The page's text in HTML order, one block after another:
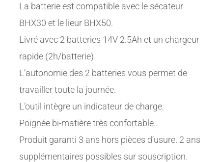
La batterie est compatible avec le sécateur
BHX30 et le lieur BHX50.
Livré avec 2 batteries 14V 2.5Ah et un chargeur
rapide (2h/batterie).
L’autonomie des 2 batteries vous permet de
travailler toute la journée.
L’outil intègre un indicateur de charge.
Poignée bi-matière très confortable..
Produit garanti 3 ans hors pièces d’usure. 2 ans
supplémentaires possibles sur souscription.